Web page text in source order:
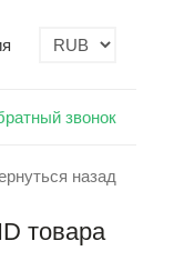
звонок
назад
товара